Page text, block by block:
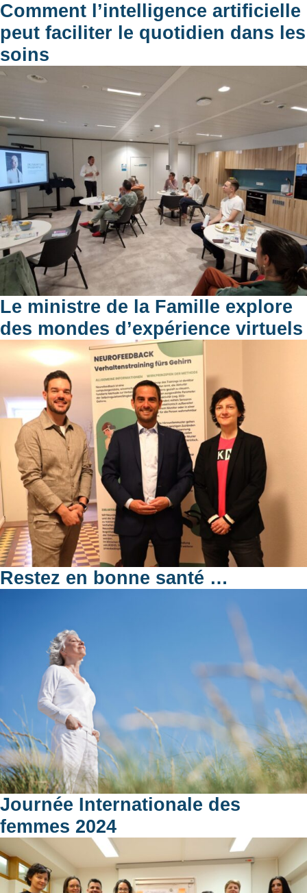
Comment l’intelligence artificielle
peut faciliter le quotidien dans les
soins
Le ministre de la Famille explore
des mondes d’expérience virtuels
Restez en bonne santé …
Journée Internationale des
femmes 2024